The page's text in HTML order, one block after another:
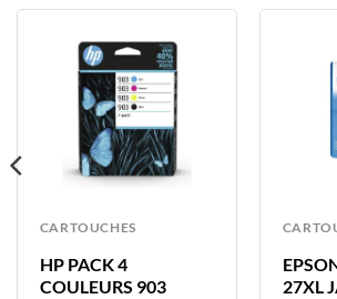
CARTOUCHES
HP PACK 4
COULEURS 903
27XL